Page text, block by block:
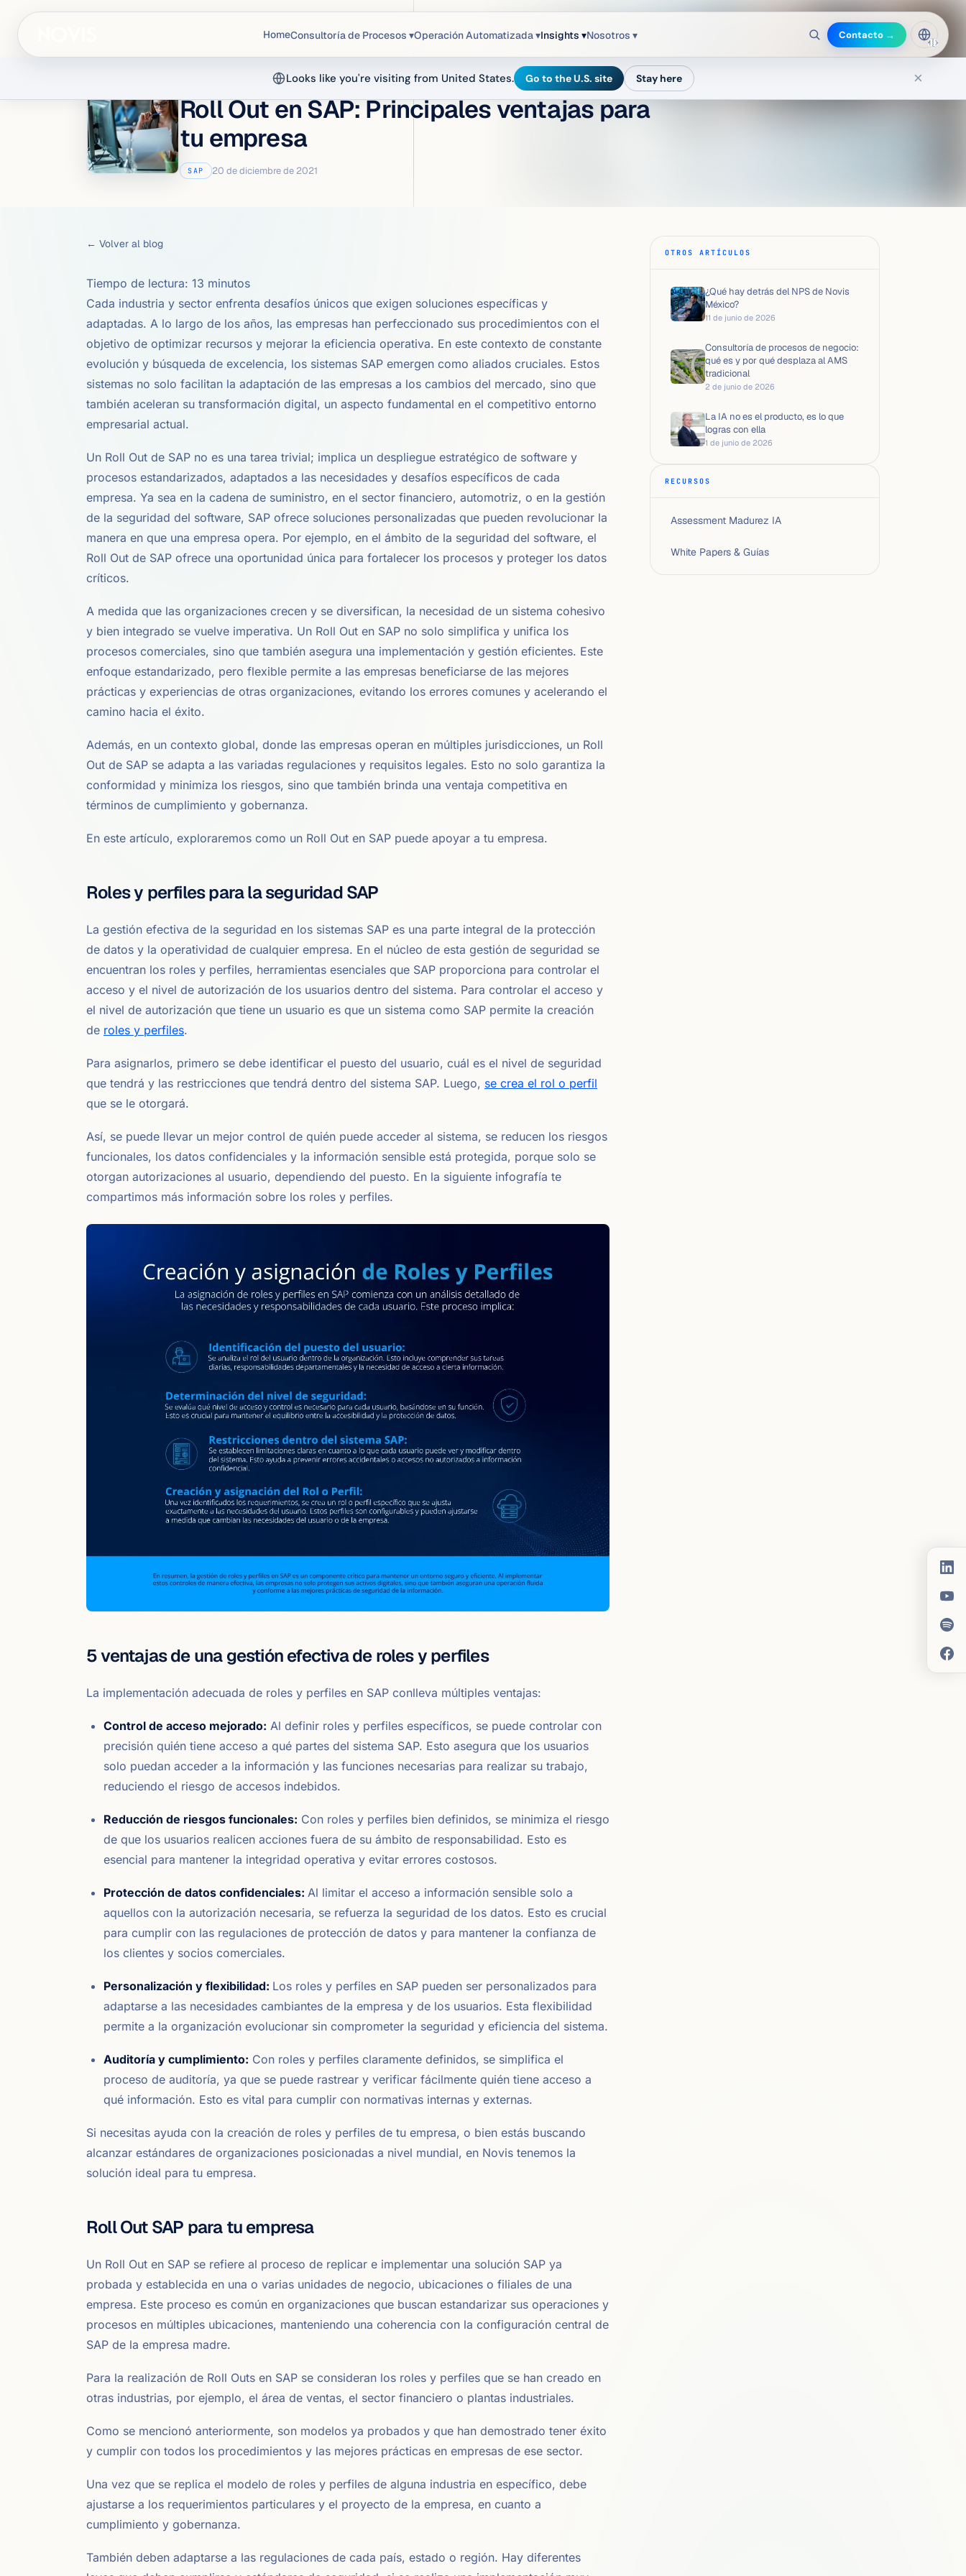
HomeConsultoría de Procesos ▾Operación Automatizada ▾Insights ▾Nosotros ▾ Contacto →
🇲🇽
Looks like you're visiting from United States. Go to the U.S. site Stay here ×
/ SAP
Roll Out en SAP: Principales ventajas para
tu empresa
SAP 20 de diciembre de 2021
← Volver al blog
Tiempo de lectura: 13 minutos
Cada industria y sector enfrenta desafíos únicos que exigen soluciones específicas y
adaptadas. A lo largo de los años, las empresas han perfeccionado sus procedimientos con el
objetivo de optimizar recursos y mejorar la eficiencia operativa. En este contexto de constante
evolución y búsqueda de excelencia, los sistemas SAP emergen como aliados cruciales. Estos
sistemas no solo facilitan la adaptación de las empresas a los cambios del mercado, sino que
también aceleran su transformación digital, un aspecto fundamental en el competitivo entorno
empresarial actual.
Un Roll Out de SAP no es una tarea trivial; implica un despliegue estratégico de software y
procesos estandarizados, adaptados a las necesidades y desafíos específicos de cada
empresa. Ya sea en la cadena de suministro, en el sector financiero, automotriz, o en la gestión
de la seguridad del software, SAP ofrece soluciones personalizadas que pueden revolucionar la
manera en que una empresa opera. Por ejemplo, en el ámbito de la seguridad del software, el
Roll Out de SAP ofrece una oportunidad única para fortalecer los procesos y proteger los datos
críticos.
A medida que las organizaciones crecen y se diversifican, la necesidad de un sistema cohesivo
y bien integrado se vuelve imperativa. Un Roll Out en SAP no solo simplifica y unifica los
procesos comerciales, sino que también asegura una implementación y gestión eficientes. Este
enfoque estandarizado, pero flexible permite a las empresas beneficiarse de las mejores
prácticas y experiencias de otras organizaciones, evitando los errores comunes y acelerando el
camino hacia el éxito.
Además, en un contexto global, donde las empresas operan en múltiples jurisdicciones, un Roll
Out de SAP se adapta a las variadas regulaciones y requisitos legales. Esto no solo garantiza la
conformidad y minimiza los riesgos, sino que también brinda una ventaja competitiva en
términos de cumplimiento y gobernanza.
En este artículo, exploraremos como un Roll Out en SAP puede apoyar a tu empresa.
Roles y perfiles para la seguridad SAP
La gestión efectiva de la seguridad en los sistemas SAP es una parte integral de la protección
de datos y la operatividad de cualquier empresa. En el núcleo de esta gestión de seguridad se
encuentran los roles y perfiles, herramientas esenciales que SAP proporciona para controlar el
acceso y el nivel de autorización de los usuarios dentro del sistema. Para controlar el acceso y
el nivel de autorización que tiene un usuario es que un sistema como SAP permite la creación
de roles y perfiles.
Para asignarlos, primero se debe identificar el puesto del usuario, cuál es el nivel de seguridad
que tendrá y las restricciones que tendrá dentro del sistema SAP. Luego, se crea el rol o perfil
que se le otorgará.
Así, se puede llevar un mejor control de quién puede acceder al sistema, se reducen los riesgos
funcionales, los datos confidenciales y la información sensible está protegida, porque solo se
otorgan autorizaciones al usuario, dependiendo del puesto. En la siguiente infografía te
compartimos más información sobre los roles y perfiles.
5 ventajas de una gestión efectiva de roles y perfiles
La implementación adecuada de roles y perfiles en SAP conlleva múltiples ventajas:
Control de acceso mejorado: Al definir roles y perfiles específicos, se puede controlar con
precisión quién tiene acceso a qué partes del sistema SAP. Esto asegura que los usuarios
solo puedan acceder a la información y las funciones necesarias para realizar su trabajo,
reduciendo el riesgo de accesos indebidos.
Reducción de riesgos funcionales: Con roles y perfiles bien definidos, se minimiza el riesgo
de que los usuarios realicen acciones fuera de su ámbito de responsabilidad. Esto es
esencial para mantener la integridad operativa y evitar errores costosos.
Protección de datos confidenciales: Al limitar el acceso a información sensible solo a
aquellos con la autorización necesaria, se refuerza la seguridad de los datos. Esto es crucial
para cumplir con las regulaciones de protección de datos y para mantener la confianza de
los clientes y socios comerciales.
Personalización y flexibilidad: Los roles y perfiles en SAP pueden ser personalizados para
adaptarse a las necesidades cambiantes de la empresa y de los usuarios. Esta flexibilidad
permite a la organización evolucionar sin comprometer la seguridad y eficiencia del sistema.
Auditoría y cumplimiento: Con roles y perfiles claramente definidos, se simplifica el
proceso de auditoría, ya que se puede rastrear y verificar fácilmente quién tiene acceso a
qué información. Esto es vital para cumplir con normativas internas y externas.
Si necesitas ayuda con la creación de roles y perfiles de tu empresa, o bien estás buscando
alcanzar estándares de organizaciones posicionadas a nivel mundial, en Novis tenemos la
solución ideal para tu empresa.
Roll Out SAP para tu empresa
Un Roll Out en SAP se refiere al proceso de replicar e implementar una solución SAP ya
probada y establecida en una o varias unidades de negocio, ubicaciones o filiales de una
empresa. Este proceso es común en organizaciones que buscan estandarizar sus operaciones y
procesos en múltiples ubicaciones, manteniendo una coherencia con la configuración central de
SAP de la empresa madre.
Para la realización de Roll Outs en SAP se consideran los roles y perfiles que se han creado en
otras industrias, por ejemplo, el área de ventas, el sector financiero o plantas industriales.
Como se mencionó anteriormente, son modelos ya probados y que han demostrado tener éxito
y cumplir con todos los procedimientos y las mejores prácticas en empresas de ese sector.
Una vez que se replica el modelo de roles y perfiles de alguna industria en específico, debe
ajustarse a los requerimientos particulares y el proyecto de la empresa, en cuanto a
cumplimiento y gobernanza.
También deben adaptarse a las regulaciones de cada país, estado o región. Hay diferentes
OTROS ARTÍCULOS
¿Qué hay detrás del NPS de Novis
México?
11 de junio de 2026
Consultoría de procesos de negocio:
qué es y por qué desplaza al AMS
tradicional
2 de junio de 2026
La IA no es el producto, es lo que
logras con ella
1 de junio de 2026
RECURSOS
Assessment Madurez IA
White Papers & Guías